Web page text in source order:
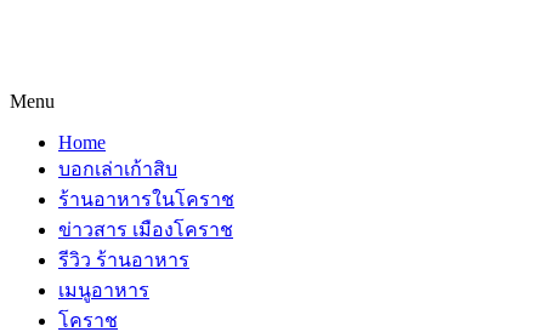
Menu
Home
บอกเล่าเก้าสิบ
ร้านอาหารในโคราช
ข่าวสาร เมืองโคราช
รีวิว ร้านอาหาร
เมนูอาหาร
โคราช